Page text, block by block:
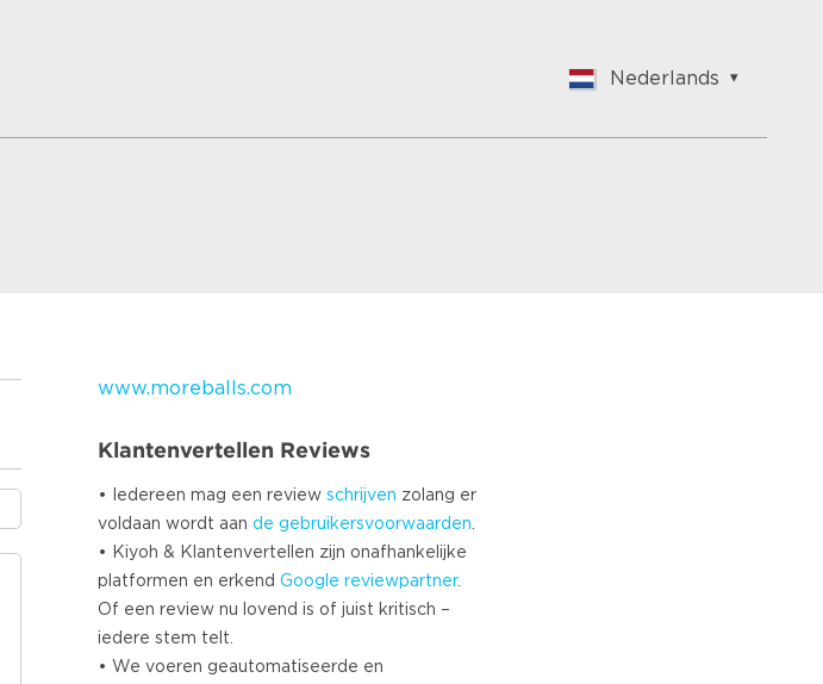
Nederlands
Nederlands
www.moreballs.com
Klantenvertellen Reviews
• Iedereen mag een review schrijven zolang er
voldaan wordt aan de gebruikersvoorwaarden.
• Kiyoh & Klantenvertellen zijn onafhankelijke
platformen en erkend Google reviewpartner.
Of een review nu lovend is of juist kritisch –
iedere stem telt.
• We voeren geautomatiseerde en